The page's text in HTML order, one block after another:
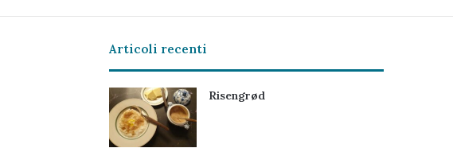
Articoli recenti
Risengrød